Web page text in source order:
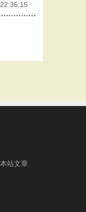
站文章